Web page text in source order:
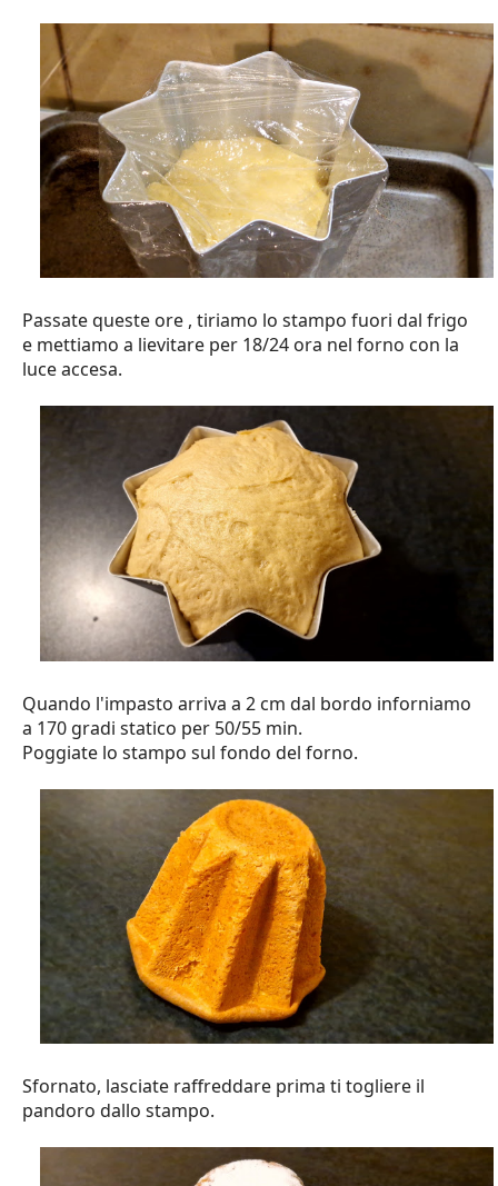
Passate queste ore , tiriamo lo stampo fuori dal frigo
e mettiamo a lievitare per 18/24 ora nel forno con la
luce accesa.
Quando l'impasto arriva a 2 cm dal bordo inforniamo
a 170 gradi statico per 50/55 min.
Poggiate lo stampo sul fondo del forno.
Sfornato, lasciate raffreddare prima ti togliere il
pandoro dallo stampo.